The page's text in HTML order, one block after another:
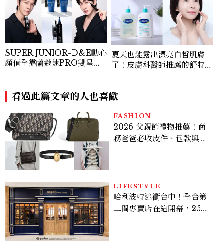
SUPER JUNIOR-D&E動心
顏值全靠蘭蔻速PRO雙星！
水杯+見面會資格！
夏天也能露出漂亮白皙肌膚
了！皮膚科醫師推薦的舒特膚
五大肌膚敏弱問題！
看過此篇文章的人也喜歡
FASHION
2026 父親節禮物推薦！商
務爸爸必收皮件、包款與鞋
LIFESTYLE
哈利波特迷衝台中！全台第
二間專賣店在這開幕，25週